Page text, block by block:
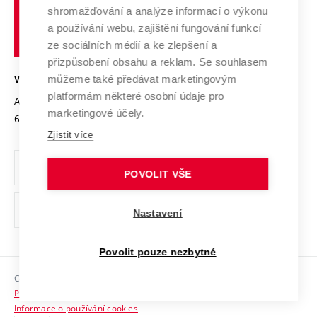
Transfer znalostí
Open Science
Projekty
Projekty ze strukturálních fondů
Specifický výzkum
Služby univerzity
Mezinárodní dohody
Univerzitní sítě
Udržitelná univerzita
Podnikavá univerzita / ContriBUTe
Bezpečná univerzita
Vyznamenání
Organizační struktura
Ochrana osobních údajů
odkaz)
Sociální bezpečí
HR Award
učení
technické
VYSOKÉ UČENÍ TECHNICKÉ V BRNĚ
Antonínská 548/1
602 00 Brno
www.vut.cz
vut@vutbr.cz
Copyright © 2026 VUT
Prohlášení o přístupnosti
Informace o používání cookies
shromažďování a analýze informací o výkonu
a používání webu, zajištění fungování funkcí
ze sociálních médií a ke zlepšení a
přizpůsobení obsahu a reklam. Se souhlasem
můžeme také předávat marketingovým
platformám některé osobní údaje pro
marketingové účely.
Zjistit více
POVOLIT VŠE
Nastavení
Povolit pouze nezbytné